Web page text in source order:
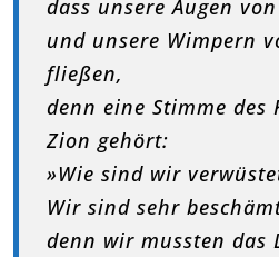
dass unsere Augen
und unsere Wimpern
fließen,
denn eine Stimme des
Zion gehört:
»Wie sind wir
Wir sind sehr
denn wir mussten das